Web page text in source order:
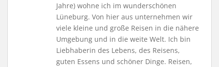
Jahre) wohne ich im wunderschönen
Lüneburg. Von hier aus unternehmen wir
viele kleine und große Reisen in die nähere
Umgebung und in die weite Welt. Ich bin
Liebhaberin des Lebens, des Reisens,
guten Essens und schöner Dinge. Reisen,